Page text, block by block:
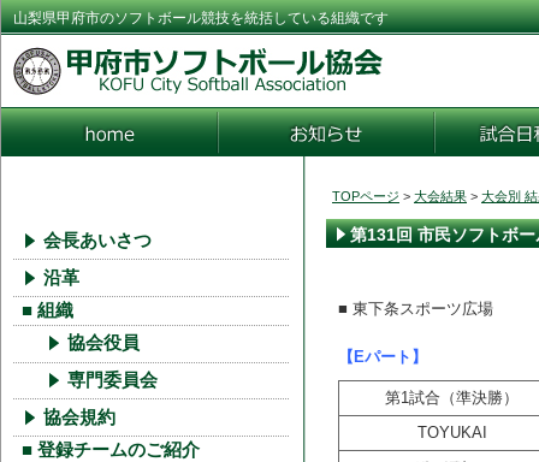
山梨県甲府市のソフトボール競技を統括している組織です
TOPページ > 大会結果 > 大会別
第131回 市民ソフトボ
■ 東下条スポーツ広場
【Eパート】
第1試合（準決勝）
TOYUKAI
会長あいさつ
沿革
■ 組織
協会役員
専門委員会
協会規約
■ 登録チームのご紹介